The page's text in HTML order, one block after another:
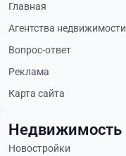
Главная
Агентства недвижимости
Вопрос-ответ
Реклама
Карта сайта
Недвижимость
Новостройки